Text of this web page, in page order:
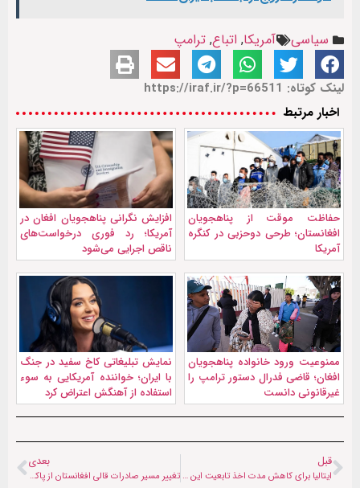
سیاسی آمریکا, اتباع, ترامپ
لینک کوتاه: https://iraf.ir/?p=66511
اخبار مرتبط
حفاظت موقت از پناهجویان
افغانستان؛ طرحی دوحزبی در کنگره
آمریکا
افزایش نگرانی پناهجویان افغان در
آمریکا؛ رد فوری درخواست‌های
ناقص اجرایی می‌شود
ممنوعیت ورود خانواده پناهجویان
افغان؛ قاضی فدرال دستور ترامپ را
غیرقانونی دانست
نمايش تبليغاتی کاخ سفید در جنگ
با ایران؛ خواننده آمریکایی به سوء
استفاده از آهنگش اعتراض کرد
قبل
ایتالیا برای کاهش مدت اخذ تابعیت این کشور همه‌پرسی برگزار کرد
بعدی
تغییر مسیر صادرات قالی افغانستان از پاکستان به ایران و ترکیه